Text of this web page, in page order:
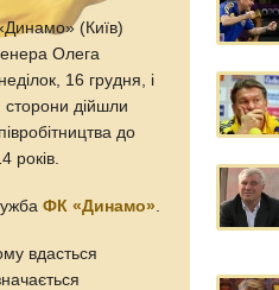
(Київ)
Олега
16 грудня, і
сторони дійшли
до
років.
ФК «Динамо»
вдасться